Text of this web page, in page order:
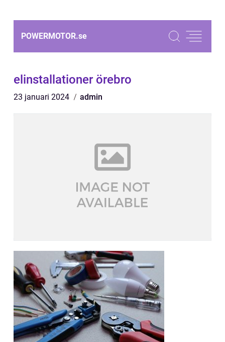
POWERMOTOR.se
elinstallationer örebro
23 januari 2024 admin